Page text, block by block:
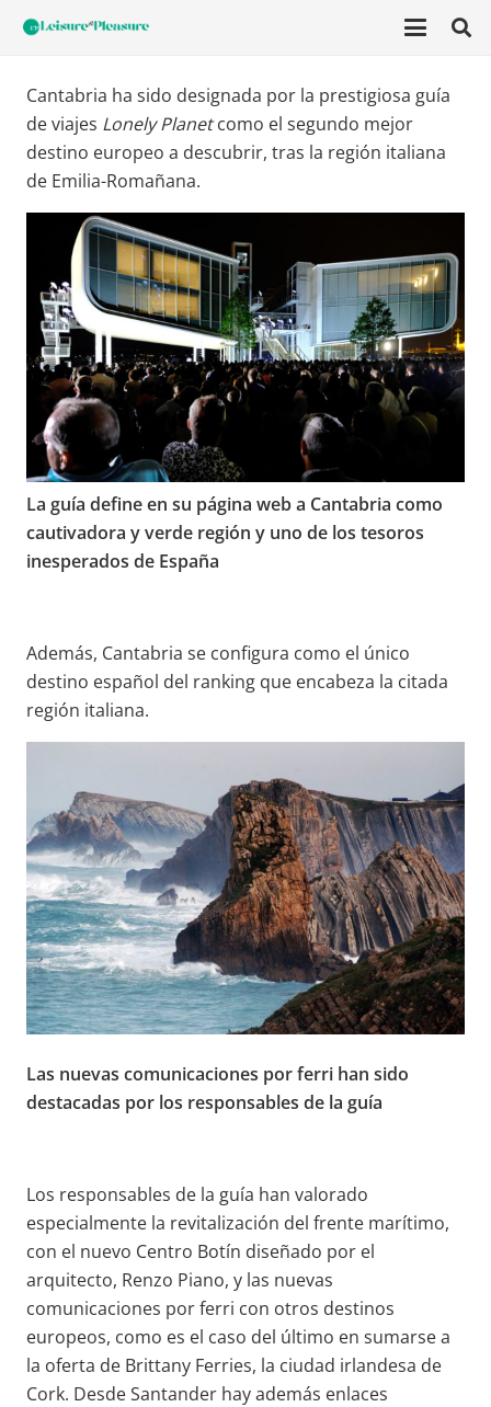
Cantabria ha sido designada por la prestigiosa guía
de viajes Lonely Planetcomo el segundo mejor
destino europeo a descubrir, tras la región italiana
de Emilia-Romañana.
La guía define en su página web a Cantabria como
cautivadora y verde región y uno de los tesoros
inesperados de España
Además, Cantabria se configura como el único
destino español del ranking que encabeza la citada
región italiana.
Las nuevas comunicaciones por ferri han sido
destacadas por los responsables de la guía
Los responsables de la guía han valorado
especialmente la revitalización del frente marítimo,
con el nuevo Centro Botín diseñado por el
arquitecto, Renzo Piano, y las nuevas
comunicaciones por ferri con otros destinos
europeos, como es el caso del último en sumarse a
la oferta de Brittany Ferries, la ciudad irlandesa de
Cork. Desde Santander hay además enlaces